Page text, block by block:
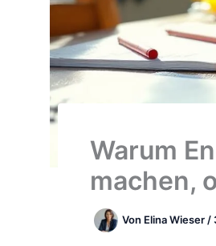
Warum
machen,
Von Elina Wieser /